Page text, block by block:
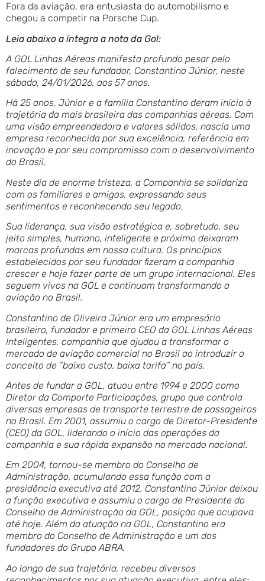
Fora da aviação, era entusiasta do automobilismo e
chegou a competir na Porsche Cup.
Leia abaixo a íntegra a nota da Gol:
A GOL Linhas Aéreas manifesta profundo pesar pelo
falecimento de seu fundador, Constantino Júnior, neste
sábado, 24/01/2026, aos 57 anos.
Há 25 anos, Júnior e a família Constantino deram início à
trajetória da mais brasileira das companhias aéreas. Com
uma visão empreendedora e valores sólidos, nascia uma
empresa reconhecida por sua excelência, referência em
inovação e por seu compromisso com o desenvolvimento
do Brasil.
Neste dia de enorme tristeza, a Companhia se solidariza
com os familiares e amigos, expressando seus
sentimentos e reconhecendo seu legado.
Sua liderança, sua visão estratégica e, sobretudo, seu
jeito simples, humano, inteligente e próximo deixaram
marcas profundas em nossa cultura. Os princípios
estabelecidos por seu fundador fizeram a companhia
crescer e hoje fazer parte de um grupo internacional. Eles
seguem vivos na GOL e continuam transformando a
aviação no Brasil.
Constantino de Oliveira Júnior era um empresário
brasileiro, fundador e primeiro CEO da GOL Linhas Aéreas
Inteligentes, companhia que ajudou a transformar o
mercado de aviação comercial no Brasil ao introduzir o
conceito de “baixo custo, baixa tarifa” no país.
Antes de fundar a GOL, atuou entre 1994 e 2000 como
Diretor da Comporte Participações, grupo que controla
diversas empresas de transporte terrestre de passageiros
no Brasil. Em 2001, assumiu o cargo de Diretor-Presidente
(CEO) da GOL, liderando o início das operações da
companhia e sua rápida expansão no mercado nacional.
Em 2004, tornou-se membro do Conselho de
Administração, acumulando essa função com a
presidência executiva até 2012. Constantino Júnior deixou
a função executiva e assumiu o cargo de Presidente do
Conselho de Administração da GOL, posição que ocupava
até hoje. Além da atuação na GOL, Constantino era
membro do Conselho de Administração e um dos
fundadores do Grupo ABRA.
Ao longo de sua trajetória, recebeu diversos